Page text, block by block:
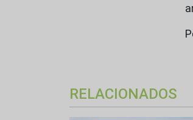
RELACIONADOS